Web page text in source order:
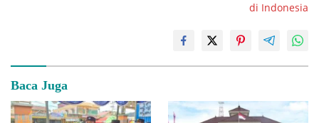
di Indonesia
Baca Juga